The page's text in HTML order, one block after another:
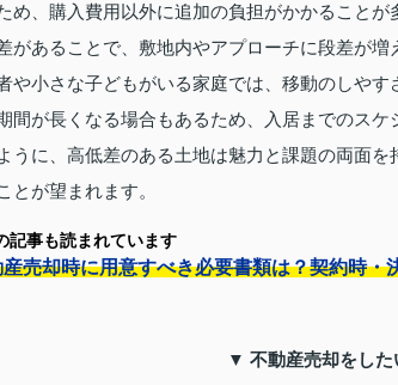
め、購入費用以外に追加の負担がかかることが
があることで、敷地内やアプローチに段差が増
や小さな子どもがいる家庭では、移動のしやす
間が長くなる場合もあるため、入居までのスケ
うに、高低差のある土地は魅力と課題の両面
とが望まれます。
記事も読まれています
売却時に用意すべき必要書類は？契約時・
▼ 不動産売却をし